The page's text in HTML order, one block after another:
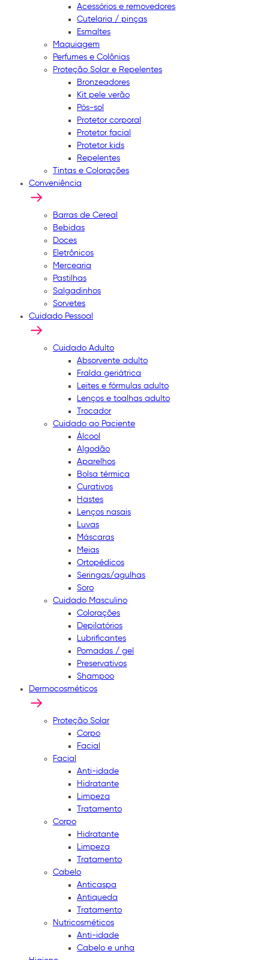
Acessórios e removedores
Cutelaria / pinças
Esmaltes
Maquiagem
Perfumes e Colônias
Proteção Solar e Repelentes
Bronzeadores
Kit pele verão
Pós-sol
Protetor corporal
Protetor facial
Protetor kids
Repelentes
Tintas e Colorações
Conveniência
Barras de Cereal
Bebidas
Doces
Eletrônicos
Mercearia
Pastilhas
Salgadinhos
Sorvetes
Cuidado Pessoal
Cuidado Adulto
Absorvente adulto
Fralda geriátrica
Leites e fórmulas adulto
Lenços e toalhas adulto
Trocador
Cuidado ao Paciente
Álcool
Algodão
Aparelhos
Bolsa térmica
Curativos
Hastes
Lenços nasais
Luvas
Máscaras
Meias
Ortopédicos
Seringas/agulhas
Soro
Cuidado Masculino
Colorações
Depilatórios
Lubrificantes
Pomadas / gel
Preservativos
Shampoo
Dermocosméticos
Proteção Solar
Corpo
Facial
Facial
Anti-idade
Hidratante
Limpeza
Tratamento
Corpo
Hidratante
Limpeza
Tratamento
Cabelo
Anticaspa
Antiqueda
Tratamento
Nutricosméticos
Anti-idade
Cabelo e unha